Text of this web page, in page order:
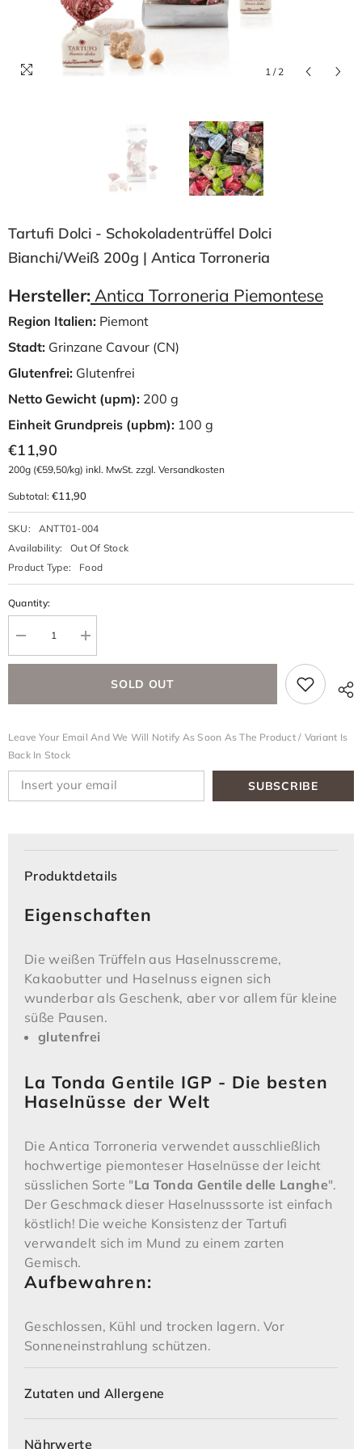
1 / 2
Tartufi Dolci - Schokoladentrüffel Dolci
Bianchi/weiß 200g | Antica Torroneria
Hersteller: Antica Torroneria Piemontese
Region Italien: Piemont
Stadt: Grinzane Cavour (CN)
Glutenfrei: Glutenfrei
Netto Gewicht (upm): 200 g
Einheit Grundpreis (upbm): 100 g
€11,90
200g (€59,50/kg) inkl. MwSt. zzgl. Versandkosten
Subtotal:€11,90
SKU:
ANTT01-004
Availability:
Out Of Stock
Product Type:
Food
Quantity:
SOLD OUT
Leave Your Email And We Will Notify As Soon As The Product / Variant Is
Back In Stock
SUBSCRIBE
Produktdetails
Eigenschaften
Die weißen Trüffeln aus Haselnusscreme,
Kakaobutter und Haselnuss eignen sich
wunderbar als Geschenk, aber vor allem für kleine
süße Pausen.
glutenfrei
La Tonda Gentile IGP - Die besten
Haselnüsse der Welt
Die Antica Torroneria verwendet ausschließlich
hochwertige piemonteser Haselnüsse der leicht
süsslichen Sorte "La Tonda Gentile delle Langhe".
Der Geschmack dieser Haselnusssorte ist einfach
köstlich! Die weiche Konsistenz der Tartufi
verwandelt sich im Mund zu einem zarten
Gemisch.
Aufbewahren:
Geschlossen, Kühl und trocken lagern. Vor
Sonneneinstrahlung schützen.
Zutaten und Allergene
Nährwerte